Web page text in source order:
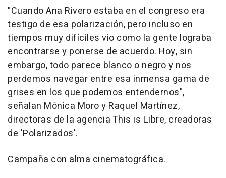
"Cuando Ana Rivero estaba en el congreso era
testigo de esa polarización, pero incluso en
tiempos muy difíciles vio como la gente lograba
encontrarse y ponerse de acuerdo. Hoy, sin
embargo, todo parece blanco o negro y nos
perdemos navegar entre esa inmensa gama de
grises en los que podemos entendernos",
señalan Mónica Moro y Raquel Martínez,
directoras de la agencia This is Libre, creadoras
de 'Polarizados'.
Campaña con alma cinematográfica.